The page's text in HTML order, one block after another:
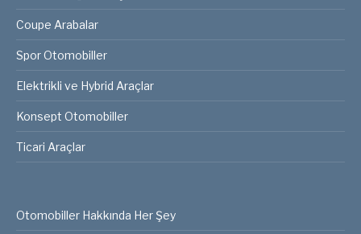
Coupe Arabalar
Spor Otomobiller
Elektrikli ve Hybrid Araçlar
Konsept Otomobiller
Ticari Araçlar
Otomobiller Hakkında Her Şey